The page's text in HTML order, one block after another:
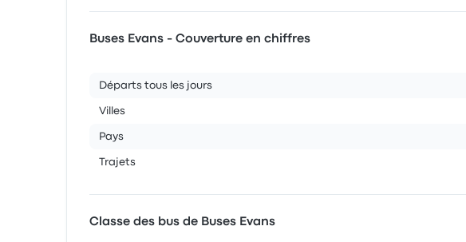
Buses Evans - Couverture en chiffres
Départs tous les jours
Villes
Pays
Trajets
Classe des bus de Buses Evans